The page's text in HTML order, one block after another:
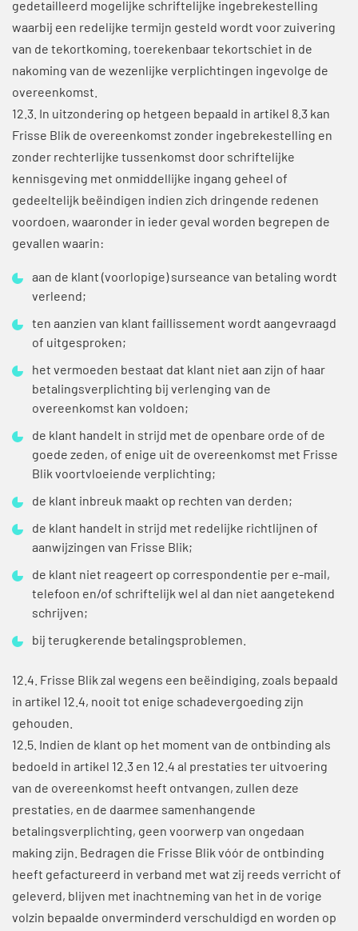
gedetailleerd mogelijke schriftelijke ingebrekestelling
waarbij een redelijke termijn gesteld wordt voor zuivering
van de tekortkoming, toerekenbaar tekortschiet in de
nakoming van de wezenlijke verplichtingen ingevolge de
overeenkomst.
12.3. In uitzondering op hetgeen bepaald in artikel 8.3 kan
Frisse Blik de overeenkomst zonder ingebrekestelling en
zonder rechterlijke tussenkomst door schriftelijke
kennisgeving met onmiddellijke ingang geheel of
gedeeltelijk beëindigen indien zich dringende redenen
voordoen, waaronder in ieder geval worden begrepen de
gevallen waarin:
aan de klant (voorlopige) surseance van betaling wordt
verleend;
ten aanzien van klant faillissement wordt aangevraagd
of uitgesproken;
het vermoeden bestaat dat klant niet aan zijn of haar
betalingsverplichting bij verlenging van de
overeenkomst kan voldoen;
de klant handelt in strijd met de openbare orde of de
goede zeden, of enige uit de overeenkomst met Frisse
Blik voortvloeiende verplichting;
de klant inbreuk maakt op rechten van derden;
de klant handelt in strijd met redelijke richtlijnen of
aanwijzingen van Frisse Blik;
de klant niet reageert op correspondentie per e-mail,
telefoon en/of schriftelijk wel al dan niet aangetekend
schrijven;
bij terugkerende betalingsproblemen.
12.4. Frisse Blik zal wegens een beëindiging, zoals bepaald
in artikel 12.4, nooit tot enige schadevergoeding zijn
gehouden.
12.5. Indien de klant op het moment van de ontbinding als
bedoeld in artikel 12.3 en 12.4 al prestaties ter uitvoering
van de overeenkomst heeft ontvangen, zullen deze
prestaties, en de daarmee samenhangende
betalingsverplichting, geen voorwerp van ongedaan
making zijn. Bedragen die Frisse Blik vóór de ontbinding
heeft gefactureerd in verband met wat zij reeds verricht of
geleverd, blijven met inachtneming van het in de vorige
volzin bepaalde onverminderd verschuldigd en worden op